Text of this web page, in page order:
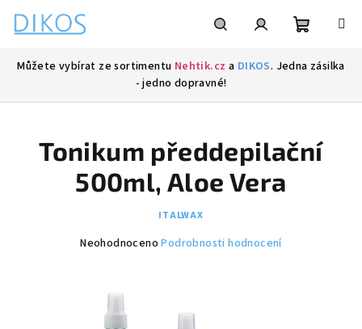
obsah
Můžete vybírat ze sortimentu Nehtik.cz a DIKOS. Jedna zásilka
- jedno dopravné!
Tonikum předdepilační
500ml, Aloe Vera
ITALWAX
Průměrné
Neohodnoceno Podrobnosti hodnocení